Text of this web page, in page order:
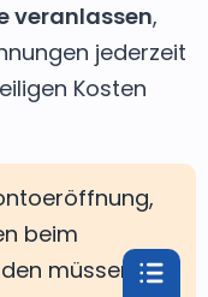
veranlassen,
jederzeit
Kosten
beim
müssen.